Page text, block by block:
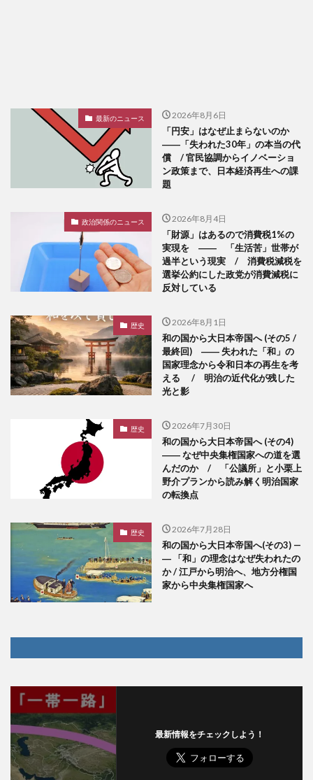
最新のニュース 2026年8月6日
「円安」はなぜ止まらないのか
――「失われた30年」の本当の代
償 / 官民協調からイノベーショ
ン政策まで、日本経済再生への課
題
政治関係のニュース 2026年8月4日
「財源」はあるので消費税1%の
実現を ―― 「生活苦」世帯が
過半という現実 / 消費税減税を
選挙公約にした政党が消費減税に
反対している
歴史 2026年8月1日
和の国から大日本帝国へ (その5 /
最終回) ―― 失われた「和」の
国家理念から令和日本の再生を考
える / 明治の近代化が残した
光と影
歴史 2026年7月30日
和の国から大日本帝国へ (その4)
―― なぜ中央集権国家への道を選
んだのか / 「公議所」と小栗上
野介プランから読み解く明治国家
の転換点
歴史 2026年7月28日
和の国から大日本帝国へ(その3) —
― 「和」の理念はなぜ失われたの
か / 江戸から明治へ、地方分権国
家から中央集権国家へ
最新情報をチェックしよう！